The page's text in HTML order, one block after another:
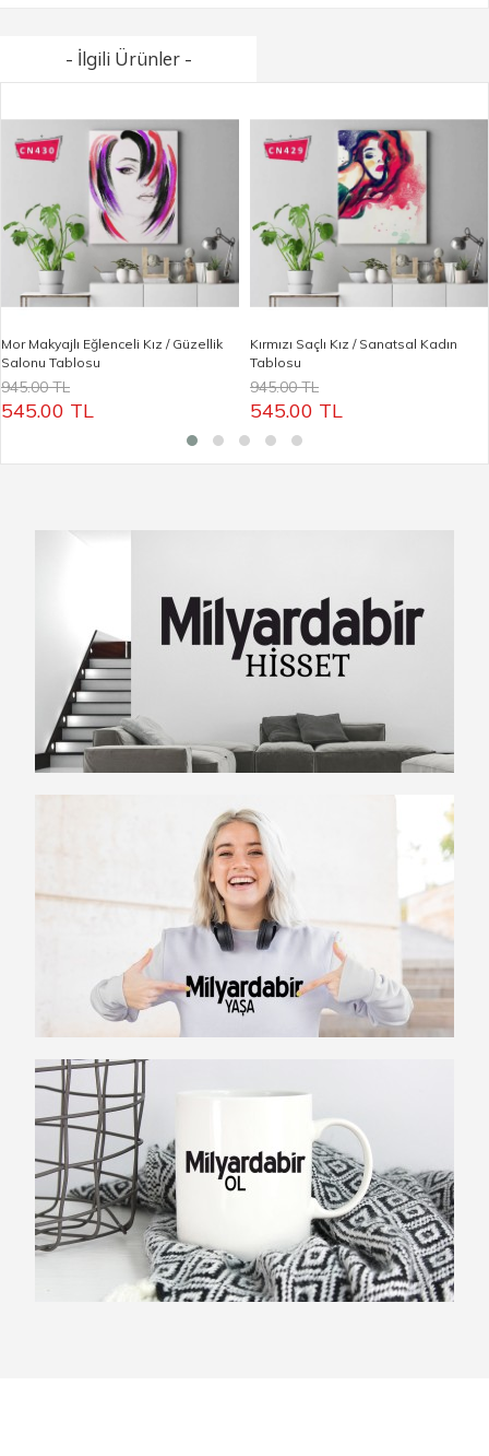
- İlgili Ürünler -
Mor Makyajlı Eğlenceli Kız / Güzellik
Salonu Tablosu
945.00 TL
545.00 TL
Kırmızı Saçlı Kız / Sanatsal Kadın
Tablosu
945.00 TL
545.00 TL